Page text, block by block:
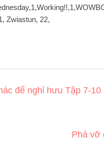
Zwiastun, 22,
để nghỉ hưu Tập 7-10
Phá vỡ